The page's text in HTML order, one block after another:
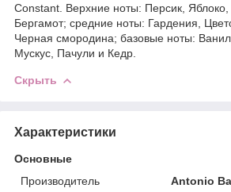
Constant. Верхние ноты: Персик,
Бергамот; средние ноты: Гардения,
Черная смородина; базовые ноты:
Мускус, Пачули и Кедр.
Скрыть
Характеристики
Основные
Производитель
Antonio